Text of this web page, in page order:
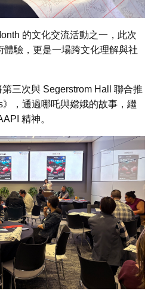
的文化交流活動之一，此次
驗，更是一場跨文化理解與社
三次與 Segerstrom Hall 聯合推
，通過哪吒與嫦娥的故事，繼
精神。